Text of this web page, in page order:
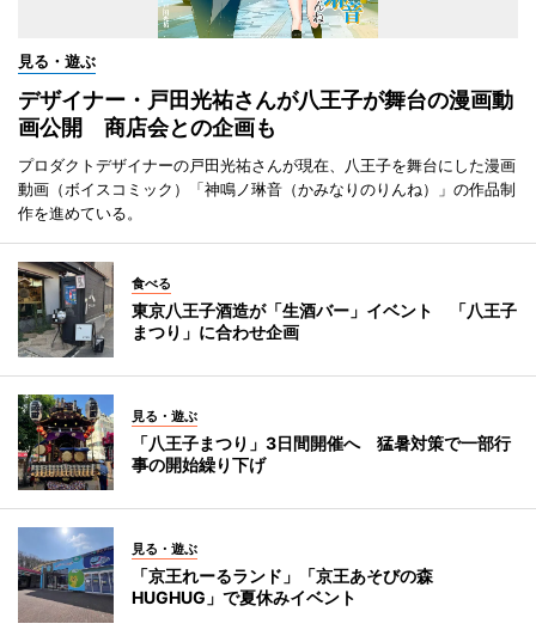
見る・遊ぶ
デザイナー・戸田光祐さんが八王子が舞台の漫画動
画公開 商店会との企画も
プロダクトデザイナーの戸田光祐さんが現在、八王子を舞台にした漫画
動画（ボイスコミック）「神鳴ノ琳音（かみなりのりんね）」の作品制
作を進めている。
食べる
東京八王子酒造が「生酒バー」イベント 「八王子
まつり」に合わせ企画
見る・遊ぶ
「八王子まつり」3日間開催へ 猛暑対策で一部行
事の開始繰り下げ
見る・遊ぶ
「京王れーるランド」「京王あそびの森
HUGHUG」で夏休みイベント